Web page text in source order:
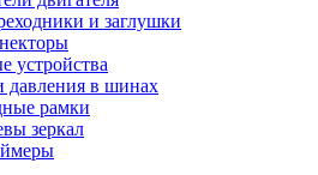
и заглушки
устройства
давления в шинах
рамки
зеркал